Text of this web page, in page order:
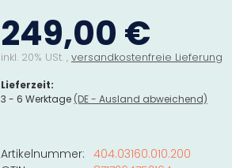
249,00 €
inkl. 20% USt. , versandkostenfreie Lieferung
Lieferzeit:
3 - 6 Werktage (DE - Ausland abweichend)
Artikelnummer: 404.03160.010.200